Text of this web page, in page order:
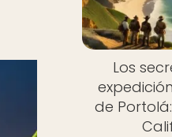
Los
de